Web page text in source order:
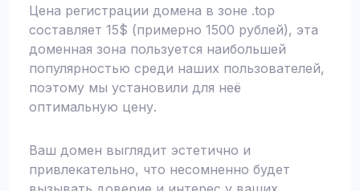
Цена регистрации домена в зоне .top
составляет 15$ (примерно 1500 рублей), эта
доменная зона пользуется наибольшей
популярностью среди наших пользователей,
поэтому мы установили для неё
оптимальную цену.
Ваш домен выглядит эстетично и
привлекательно, что несомненно будет